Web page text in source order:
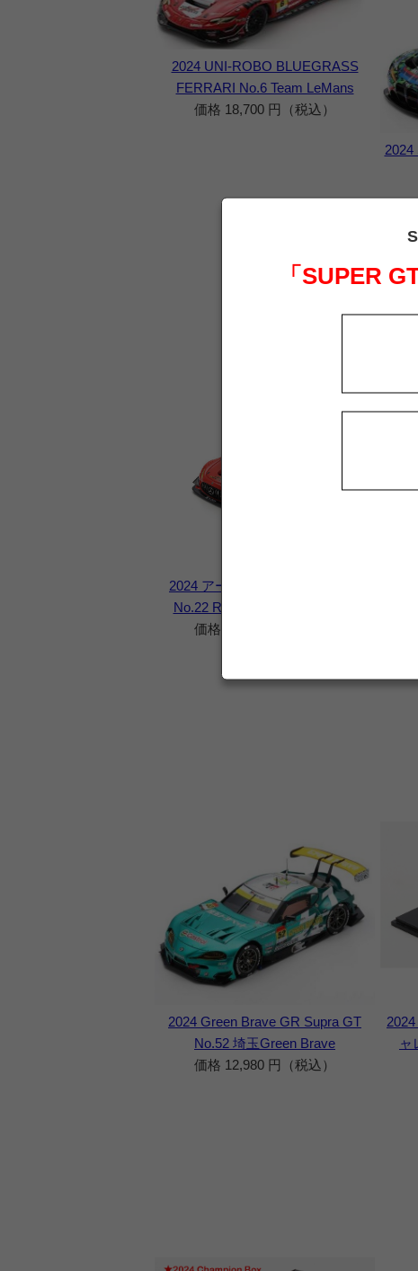
2024 UNI-ROBO BLUEGRASS
FERRARI No.6 Team LeMans
価格 18,700 円（税込）
2024
2024 アールキューズ AMG GT3
No.22 R'Qs MOTOR SPORTS
価格 12,980 円（税込）
2024 Green Brave GR Supra GT
No.52 埼玉Green Brave
価格 12,980 円（税込）
ャ
「SUPER